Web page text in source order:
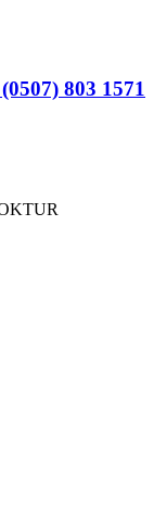
803 1571